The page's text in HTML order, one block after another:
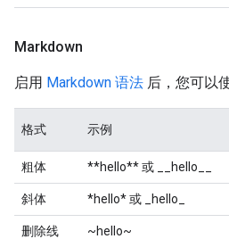
Markdown
启用 Markdown 语法 后，您可以
格式 示例
粗体 **hello** 或 __hello__
斜体 *hello* 或 _hello_
删除线 ~hello~